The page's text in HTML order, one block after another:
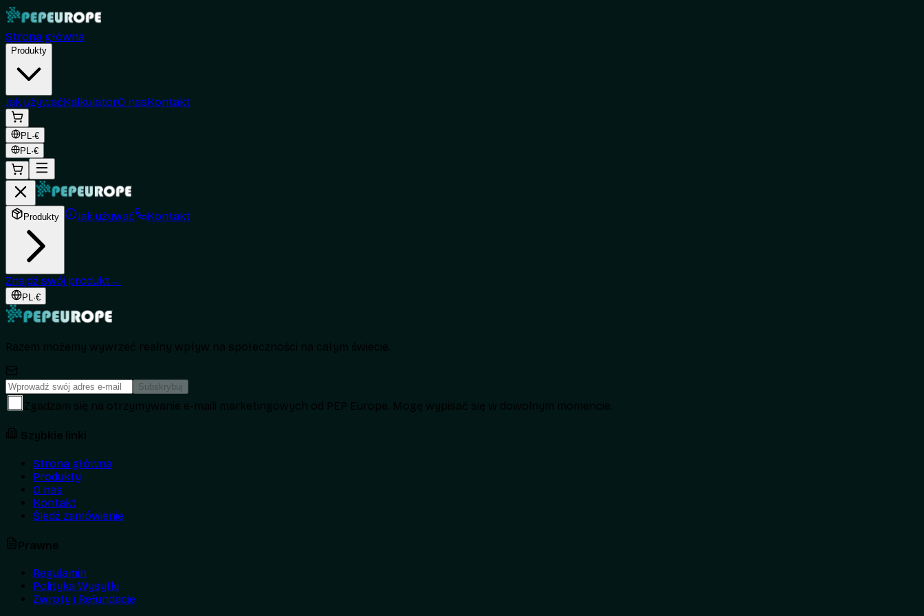
Strona główna
Produkty
Jak używaćKalkulatorO nasKontakt
PL·€
PL·€
Produkty Jak używać Kontakt
Znajdź swój produkt →
PL·€
Subskrybuj
Strona główna
Produkty
O nas
Kontakt
Śledź zamówienie
Regulamin
Polityka Wysyłki
Zwroty i Refundacje